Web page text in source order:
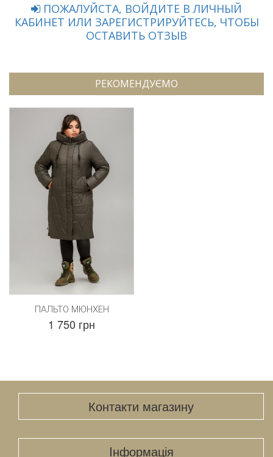
ПОЖАЛУЙСТА, ВОЙДИТЕ В ЛИЧНЫЙ
КАБИНЕТ ИЛИ ЗАРЕГИСТРИРУЙТЕСЬ, ЧТОБЫ
ОСТАВИТЬ ОТЗЫВ
РЕКОМЕНДУЄМО
ПАЛЬТО МЮНХЕН
1 750 грн
Контакти магазину
Iнформація